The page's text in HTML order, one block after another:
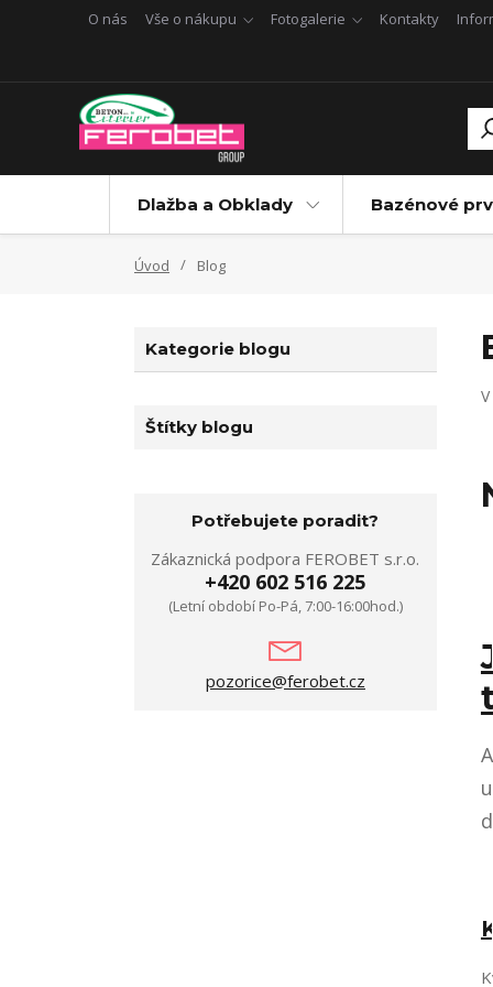
O nás Vše o nákupu Fotogalerie Kontakty
Dlažba a Obklady Bazénové
Úvod Blog
Kategorie blogu
Štítky blogu
Potřebujete poradit?
Zákaznická podpora FEROBET s.r.o.
+420 602 516 225
(Letní období Po-Pá, 7:00-16:00hod.)
pozorice@ferobet.cz